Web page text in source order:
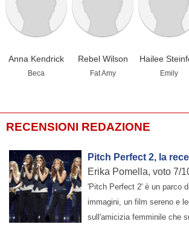
Anna Kendrick
Beca
Rebel Wilson
Fat Amy
Hailee
Emily
RECENSIONI REDAZIONE
Pitch Perfect 2, la
Erika Pomella, voto 7/
'Pitch Perfect 2' è un parco
immagini, un film sereno e
sull'amicizia femminile che